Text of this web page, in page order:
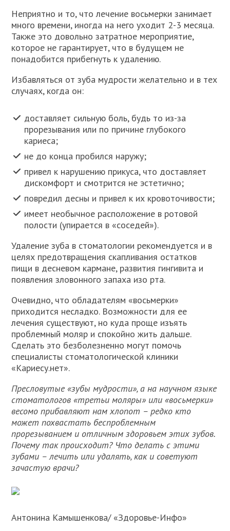
Неприятно и то, что лечение восьмерки занимает
много времени, иногда на него уходит 2-3 месяца.
Также это довольно затратное мероприятие,
которое не гарантирует, что в будущем не
понадобится прибегнуть к удалению.
Избавляться от зуба мудрости желательно и в тех
случаях, когда он:
доставляет сильную боль, будь то из-за
прорезывания или по причине глубокого
кариеса;
не до конца пробился наружу;
привел к нарушению прикуса, что доставляет
дискомфорт и смотрится не эстетично;
повредил десны и привел к их кровоточивости;
имеет необычное расположение в ротовой
полости (упирается в «соседей»).
Удаление зуба в стоматологии рекомендуется и в
целях предотвращения скапливания остатков
пищи в десневом кармане, развития гингивита и
появления зловонного запаха изо рта.
Очевидно, что обладателям «восьмерки»
приходится несладко. Возможности для ее
лечения существуют, но куда проще изъять
проблемный моляр и спокойно жить дальше.
Сделать это безболезненно могут помочь
специалисты стоматологической клиники
«Кариесу.нет».
Пресловутые «зубы мудрости», а на научном языке
стоматологов «третьи моляры» или «восьмерки»
весомо прибавляют нам хлопот – редко кто
может похвастать беспроблемным
прорезыванием и отличным здоровьем этих зубов.
Почему так происходит? Что делать с этими
зубами – лечить или удалять, как и советуют
зачастую врачи?
Антонина Камышенкова/ «Здоровье-Инфо»